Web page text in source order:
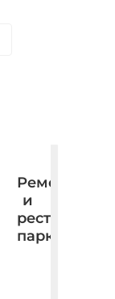
Ремонт
и
паркета